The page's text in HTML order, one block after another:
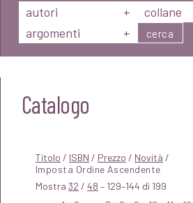
autori
+ collane
argomenti
+ cerca
Catalogo
Titolo / ISBN / Prezzo / Novità /
Mostra 32 / 48 – 129–144 di 199